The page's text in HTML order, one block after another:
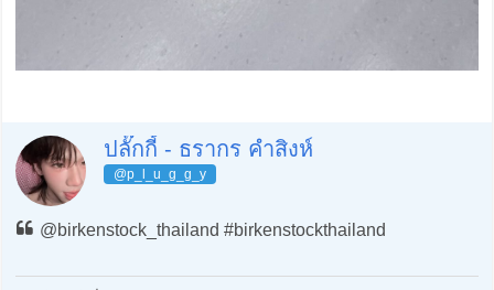
ปลั๊กกี้ - ธรากร คำสิงห์
@p_l_u_g_g_y
@birkenstock_thailand #birkenstockthailand